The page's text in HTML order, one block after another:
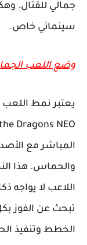
جمالي للقتال.
سينمائي خاص.
وضع اللعب
المباشر مع
والحماس. هذا
اللاعب لا يواجه
تبحث عن الفوز
الخطط وتنفيذ